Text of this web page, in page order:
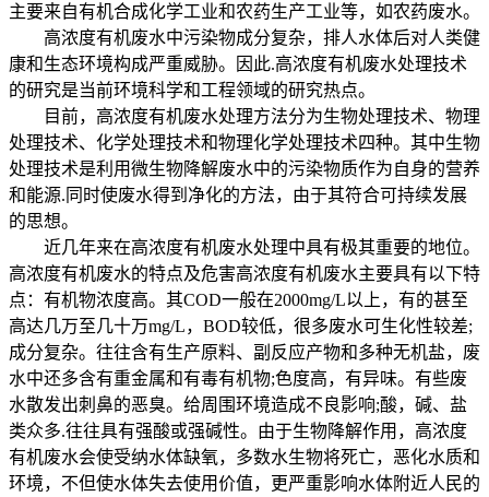
主要来自有机合成化学工业和农药生产工业等，如农药废水。
高浓度有机废水中污染物成分复杂，排人水体后对人类健
康和生态环境构成严重威胁。因此.高浓度有机废水处理技术
的研究是当前环境科学和工程领域的研究热点。
目前，高浓度有机废水处理方法分为生物处理技术、物理
处理技术、化学处理技术和物理化学处理技术四种。其中生物
处理技术是利用微生物降解废水中的污染物质作为自身的营养
和能源.同时使废水得到净化的方法，由于其符合可持续发展
的思想。
近几年来在高浓度有机废水处理中具有极其重要的地位。
高浓度有机废水的特点及危害高浓度有机废水主要具有以下特
点：有机物浓度高。其COD一般在2000mg/L以上，有的甚至
高达几万至几十万mg/L，BOD较低，很多废水可生化性较差;
成分复杂。往往含有生产原料、副反应产物和多种无机盐，废
水中还多含有重金属和有毒有机物;色度高，有异味。有些废
水散发出刺鼻的恶臭。给周围环境造成不良影响;酸，碱、盐
类众多.往往具有强酸或强碱性。由于生物降解作用，高浓度
有机废水会使受纳水体缺氧，多数水生物将死亡，恶化水质和
环境，不但使水体失去使用价值，更严重影响水体附近人民的